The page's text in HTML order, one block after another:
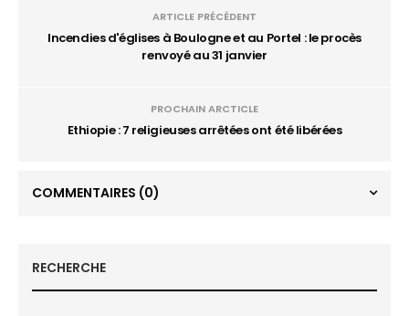
ARTICLE PRÉCÉDENT
Incendies d'églises à Boulogne et au Portel : le procès
renvoyé au 31 janvier
PROCHAIN ARCTICLE
Ethiopie : 7 religieuses arrêtées ont été libérées
COMMENTAIRES (0)
RECHERCHE